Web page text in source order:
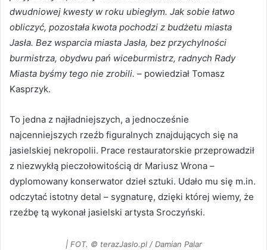
dwudniowej kwesty w roku ubiegłym. Jak sobie łatwo
obliczyć, pozostała kwota pochodzi z budżetu miasta
Jasła. Bez wsparcia miasta Jasła, bez przychylności
burmistrza, obydwu pań wiceburmistrz, radnych Rady
Miasta byśmy tego nie zrobili. – powiedział Tomasz
Kasprzyk.
To jedna z najładniejszych, a jednocześnie
najcenniejszych rzeźb figuralnych znajdujących się na
jasielskiej nekropolii. Prace restauratorskie przeprowadził
z niezwykłą pieczołowitością dr Mariusz Wrona –
dyplomowany konserwator dzieł sztuki. Udało mu się m.in.
odczytać istotny detal – sygnaturę, dzięki której wiemy, że
rzeźbę tą wykonał jasielski artysta Sroczyński.
| FOT. © terazJaslo.pl / Damian Palar